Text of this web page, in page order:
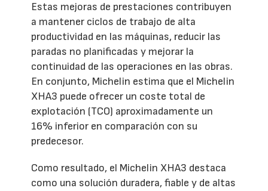
Estas mejoras de prestaciones contribuyen
a mantener ciclos de trabajo de alta
productividad en las máquinas, reducir las
paradas no planificadas y mejorar la
continuidad de las operaciones en las obras.
En conjunto, Michelin estima que el Michelin
XHA3 puede ofrecer un coste total de
explotación (TCO) aproximadamente un
16% inferior en comparación con su
predecesor.
Como resultado, el Michelin XHA3 destaca
como una solución duradera, fiable y de altas